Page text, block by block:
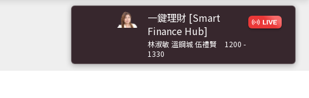
一鍵理財 [Smart
Finance Hub]
林淑敏 溫鋼城 伍禮賢
1200 -
1330